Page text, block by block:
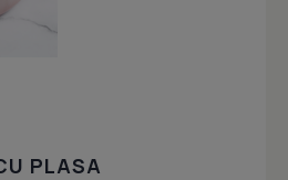
PLASA